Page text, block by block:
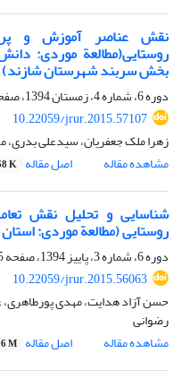
نقش عناصر آموزش و
روستایی(مطالعة موردی:
بخش سربند شهرستان شازند)
دوره 6، شماره 4، زمستان 1394، صفحه
10.22059/jrur.2015.57107
زهرا ملک جعفریان، سیدعلی
مشاهده مقاله
اصل مقاله K
شناسایی و تحلیل نقش
روستایی (مطالعة موردی:
دوره 6، شماره 3، پاییز 1394، صفحه
10.22059/jrur.2015.56063
حسن آزاد هدایت، مهدی پورطاهری،
رضوانی
مشاهده مقاله
اصل مقاله M